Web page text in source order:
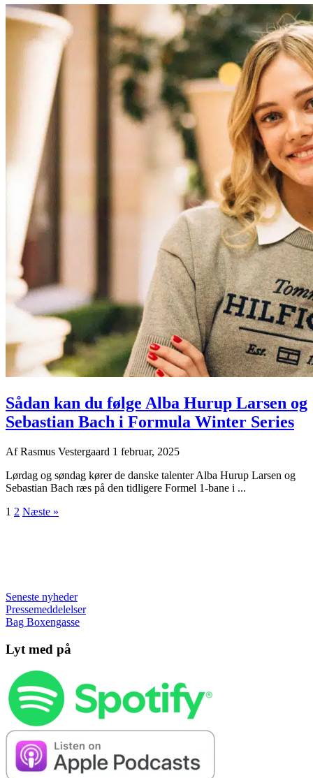
Sådan kan du følge Alba Hurup Larsen og
Sebastian Bach i Formula Winter Series
AfRasmus Vestergaard 1 februar, 2025
Lørdag og søndag kører de danske talenter Alba Hurup Larsen og
Sebastian Bach ræs på den tidligere Formel 1-bane i ...
1 2 Næste »
Seneste nyheder
Pressemeddelelser
Bag Boxengasse
Lyt med på